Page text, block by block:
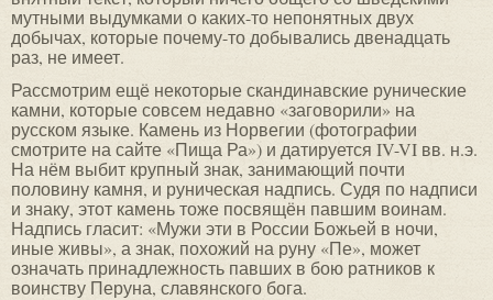
мутными выдумками о каких-то непонятных двух
добычах, которые почему-то добывались двенадцать
раз, не имеет.
Рассмотрим ещё некоторые скандинавские рунические
камни, которые совсем недавно «заговорили» на
русском языке. Камень из Норвегии (фотографии
смотрите на сайте «Пища Ра») и датируется IV-VI вв. н.э.
На нём выбит крупный знак, занимающий почти
половину камня, и руническая надпись. Судя по надписи
и знаку, этот камень тоже посвящён павшим воинам.
Надпись гласит: «Мужи эти в России Божьей в ночи,
иные живы», а знак, похожий на руну «Пе», может
означать принадлежность павших в бою ратников к
воинству Перуна, славянского бога.